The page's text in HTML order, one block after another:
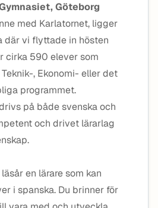
Göteborg
med Karlatornet, ligger
där vi flyttade in hösten
cirka 590 elever som
, Ekonomi- eller det
programmet.
på både svenska och
och drivet lärarlag
en lärare som kan
i spanska. Du brinner för